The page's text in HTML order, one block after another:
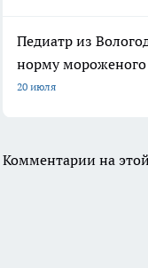
Педиатр из
норму мороженого
20 июля
Комментарии на